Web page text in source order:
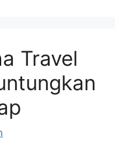
Travel